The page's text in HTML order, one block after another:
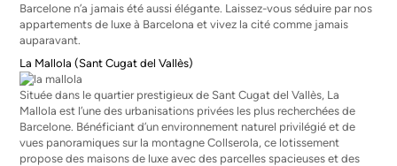
Barcelone n’a jamais été aussi élégante. Laissez-vous séduire par nos
appartements de luxe à Barcelona et vivez la cité comme jamais
auparavant.
La Mallola (Sant Cugat del Vallès)
Située dans le quartier prestigieux de Sant Cugat del Vallès, La
Mallola est l’une des urbanisations privées les plus recherchées de
Barcelone. Bénéficiant d’un environnement naturel privilégié et de
vues panoramiques sur la montagne Collserola, ce lotissement
propose des maisons de luxe avec des parcelles spacieuses et des